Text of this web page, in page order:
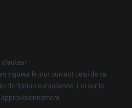
d'auteur
vigueur le jour suivant celui de sa
de l'Union européenne. Loi sur la